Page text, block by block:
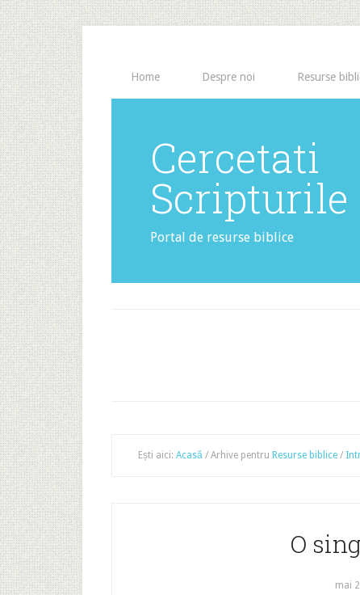
Home Despre noi Resurse
Cercetati
Scripturile
Portal de resurse biblice
Ești aici: Acasă / Arhive pentru Resurse biblice /
O
mai